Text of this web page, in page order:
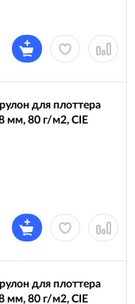
для плоттера
мм, 80 г/м2, CIE
для плоттера
мм, 80 г/м2, CIE